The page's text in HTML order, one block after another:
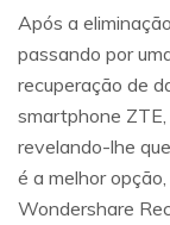
Após a
passando por
recuperação de
smartphone ZTE,
revelando-lhe
é a melhor
Wondershare